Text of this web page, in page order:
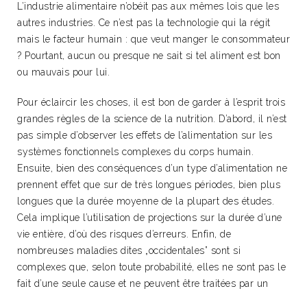
L’industrie alimentaire n’obéit pas aux mêmes lois que les
autres industries. Ce n’est pas la technologie qui la régit
mais le facteur humain : que veut manger le consommateur
? Pourtant, aucun ou presque ne sait si tel aliment est bon
ou mauvais pour lui.
Pour éclaircir les choses, il est bon de garder à l’esprit trois
grandes règles de la science de la nutrition. D’abord, il n’est
pas simple d’observer les effets de l’alimentation sur les
systèmes fonctionnels complexes du corps humain.
Ensuite, bien des conséquences d’un type d’alimentation ne
prennent effet que sur de très longues périodes, bien plus
longues que la durée moyenne de la plupart des études.
Cela implique l’utilisation de projections sur la durée d’une
vie entière, d’où des risques d’erreurs. Enfin, de
nombreuses maladies dites „occidentales” sont si
complexes que, selon toute probabilité, elles ne sont pas le
fait d’une seule cause et ne peuvent être traitées par un